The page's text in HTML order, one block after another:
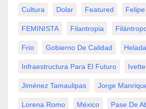
Cultura Dolar Featured
FEMINISTA Filantropia
Frio Gobierno De Calidad
Infraestructura Para El Futuro
Jiménez Tamaulipas Jorge
Lorena Romo México Pase De